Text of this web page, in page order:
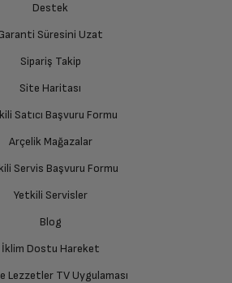
Destek
Süresini Uzat
Sipariş Takip
Site Haritası
Satıcı Başvuru Formu
Arçelik Mağazalar
Servis Başvuru Formu
Yetkili Servisler
Blog
İklim Dostu Hareket
Lezzetler TV Uygulaması